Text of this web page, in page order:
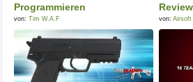
Programmieren
von: Tim W.A.F von: Airsoft